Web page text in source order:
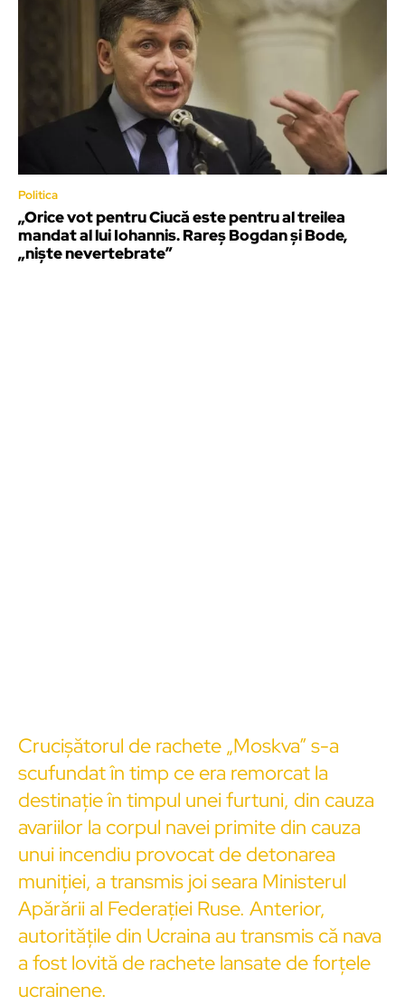
Politica
„Orice vot pentru Ciucă este pentru al treilea
mandat al lui Iohannis. Rareș Bogdan și Bode,
„niște nevertebrate”
Crucișătorul de rachete „Moskva” s-a
scufundat în timp ce era remorcat la
destinație în timpul unei furtuni, din cauza
avariilor la corpul navei primite din cauza
unui incendiu provocat de detonarea
muniției, a transmis joi seara Ministerul
Apărării al Federației Ruse. Anterior,
autoritățile din Ucraina au transmis că nava
a fost lovită de rachete lansate de forțele
ucrainene.